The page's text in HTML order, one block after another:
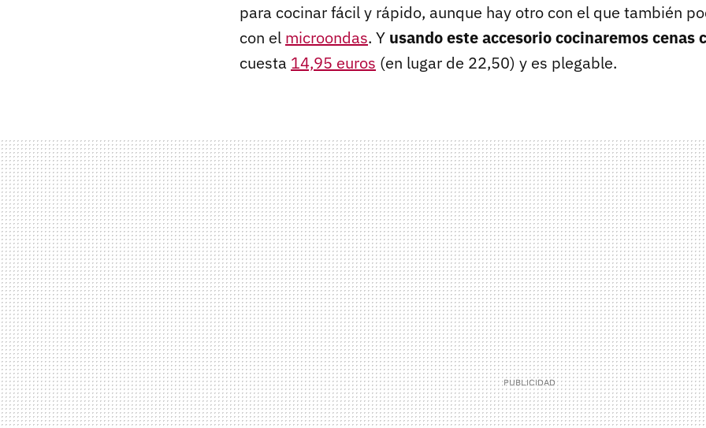
para cocinar fácil y rápido, aunque hay otro con el que también
con el microondas. Y usando este accesorio cocinaremos cenas
cuesta 14,95 euros (en lugar de 22,50) y es plegable.